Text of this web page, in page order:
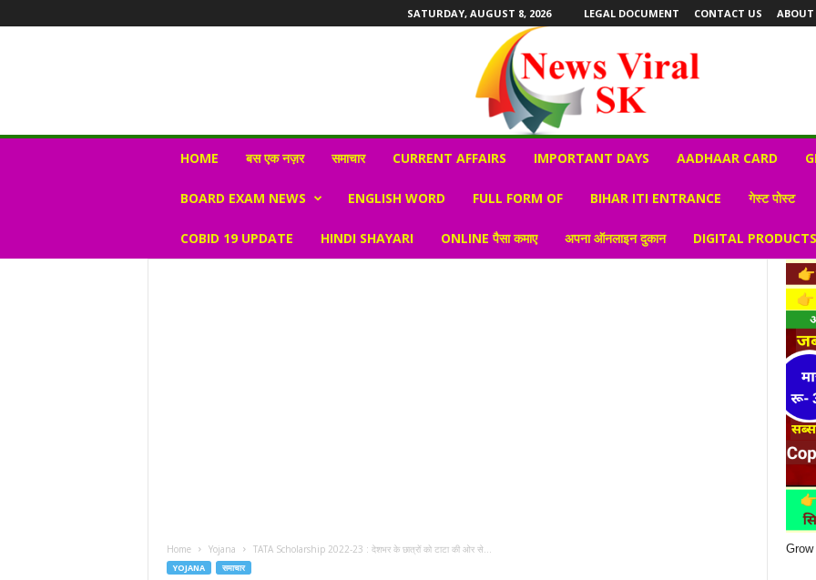
SATURDAY, AUGUST 8, 2026 LEGAL DOCUMENT CONTACT US ABOUT
r
HOME बस एक नज़र समाचार CURRENT AFFAIRS IMPORTANT DAYS AADHAAR CARD
BOARD EXAM NEWS ENGLISH WORD FULL FORM OF BIHAR ITI ENTRANCE गेस्ट पोस्ट
COBID 19 UPDATE HINDI SHAYARI ONLINE पैसा कमाए अपना ऑनलाइन दुकान DIGITAL
Home Yojana TATA Scholarship 2022-23 : देशभर के छात्रों को टाटा की ओर से...
YOJANA समाचार